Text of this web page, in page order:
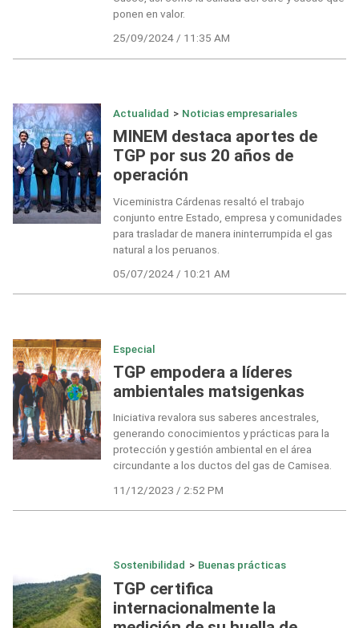
ponen en valor.
25/09/2024 / 11:35 AM
Actualidad > Noticias empresariales
MINEM destaca aportes de
TGP por sus 20 años de
operación
Viceministra Cárdenas resaltó el trabajo
conjunto entre Estado, empresa y comunidades
para trasladar de manera ininterrumpida el gas
natural a los peruanos.
05/07/2024 / 10:21 AM
Especial
TGP empodera a líderes
ambientales matsigenkas
Iniciativa revalora sus saberes ancestrales,
generando conocimientos y prácticas para la
protección y gestión ambiental en el área
circundante a los ductos del gas de Camisea.
11/12/2023 / 2:52 PM
Sostenibilidad > Buenas prácticas
TGP certifica
internacionalmente la